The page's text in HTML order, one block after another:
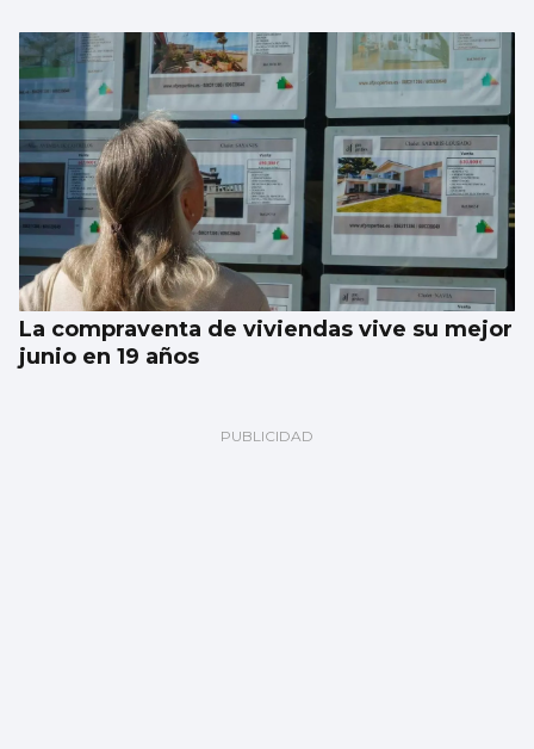
La compraventa de viviendas vive su mejor
junio en 19 años